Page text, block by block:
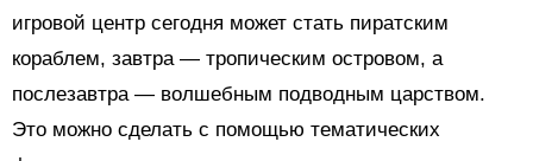
игровой центр сегодня может стать пиратским
кораблем, завтра — тропическим островом, а
послезавтра — волшебным подводным царством.
Это можно сделать с помощью тематических